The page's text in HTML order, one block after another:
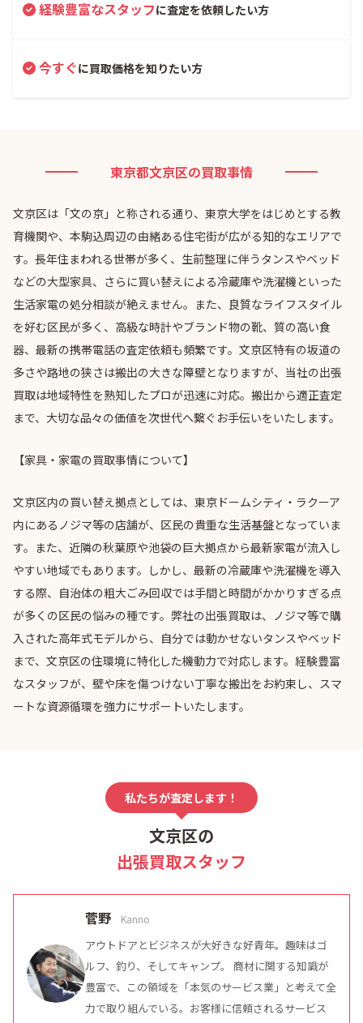
経験豊富なスタッフに査定を依頼したい方
今すぐに買取価格を知りたい方
東京都文京区の買取事情
文京区は「文の京」と称される通り、東京大学をはじめとする教
育機関や、本駒込周辺の由緒ある住宅街が広がる知的なエリアで
す。長年住まわれる世帯が多く、生前整理に伴うタンスやベッド
などの大型家具、さらに買い替えによる冷蔵庫や洗濯機といった
生活家電の処分相談が絶えません。また、良質なライフスタイル
を好む区民が多く、高級な時計やブランド物の靴、質の高い食
器、最新の携帯電話の査定依頼も頻繁です。文京区特有の坂道の
多さや路地の狭さは搬出の大きな障壁となりますが、当社の出張
買取は地域特性を熟知したプロが迅速に対応。搬出から適正査定
まで、大切な品々の価値を次世代へ繋ぐお手伝いをいたします。
【家具・家電の買取事情について】
文京区内の買い替え拠点としては、東京ドームシティ・ラクーア
内にあるノジマ等の店舗が、区民の貴重な生活基盤となっていま
す。また、近隣の秋葉原や池袋の巨大拠点から最新家電が流入し
やすい地域でもあります。しかし、最新の冷蔵庫や洗濯機を導入
する際、自治体の粗大ごみ回収では手間と時間がかかりすぎる点
が多くの区民の悩みの種です。弊社の出張買取は、ノジマ等で購
入された高年式モデルから、自分では動かせないタンスやベッド
まで、文京区の住環境に特化した機動力で対応します。経験豊富
なスタッフが、壁や床を傷つけない丁寧な搬出をお約束し、スマ
ートな資源循環を強力にサポートいたします。
私たちが査定します！
文京区の
出張買取スタッフ
菅野 Kanno
アウトドアとビジネスが大好きな好青年。趣味はゴ
ルフ、釣り、そしてキャンプ。 商材に関する知識が
豊富で、この領域を「本気のサービス業」と考えて全
力で取り組んでいる。お客様に信頼されるサービス